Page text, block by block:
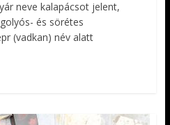
neve kalapácsot jelent,
és sörétes
(vadkan) név alatt